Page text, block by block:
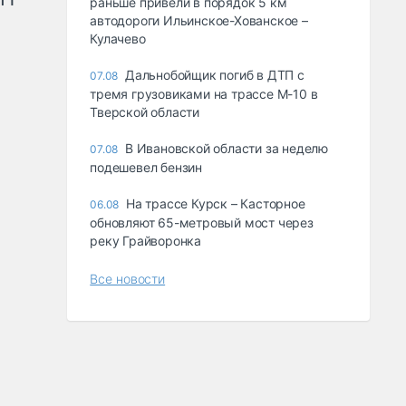
автодороги Ильинское-Хованское –
Кулачево
07.08 Дальнобойщик погиб в ДТП с
тремя грузовиками на трассе М-10 в
Тверской области
07.08 В Ивановской области за неделю
подешевел бензин
06.08 На трассе Курск – Касторное
обновляют 65-метровый мост через
реку Грайворонка
Все новости